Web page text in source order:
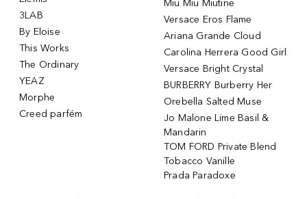
3LAB
By Eloise
This Works
The Ordinary
YEAZ
Morphe
Creed parfém
Miu Miu Miutine
Versace Eros Flame
Ariana Grande Cloud
Carolina Herrera Good Girl
Versace Bright Crystal
BURBERRY Burberry Her
Orebella Salted Muse
Jo Malone Lime Basil &
Mandarin
TOM FORD Private Blend
Tobacco Vanille
Prada Paradoxe